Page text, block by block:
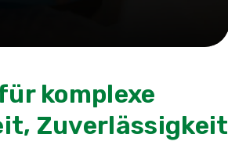
komplexe
Zuverlässigkeit